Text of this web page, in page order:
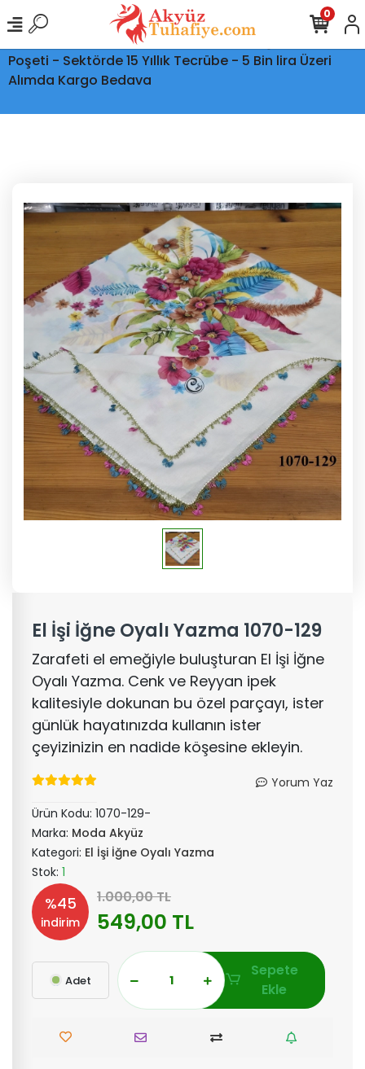
Ptt Kargo İle Tüm Türkiye'ye Teslimat - Şeffaf Kargo
Poşeti - Sektörde 15 Yıllık Tecrübe - 5 Bin lira Üzeri
Alımda Kargo Bedava
0
El İşi İğne Oyalı Yazma 1070-129
Zarafeti el emeğiyle buluşturan El İşi İğne
Oyalı Yazma. Cenk ve Reyyan ipek
kalitesiyle dokunan bu özel parçayı, ister
günlük hayatınızda kullanın ister
çeyizinizin en nadide köşesine ekleyin.
Yorum Yaz
Ürün Kodu: 1070-129-
Marka: Moda Akyüz
Kategori: El İşi İğne Oyalı Yazma
Stok: 1
%45
indirim
1.000,00 TL
549,00 TL
Adet
Sepete
Ekle